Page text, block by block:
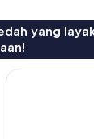
yang